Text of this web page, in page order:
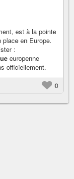
est à la pointe
en Europe.
:
europenne
officiellement.
0